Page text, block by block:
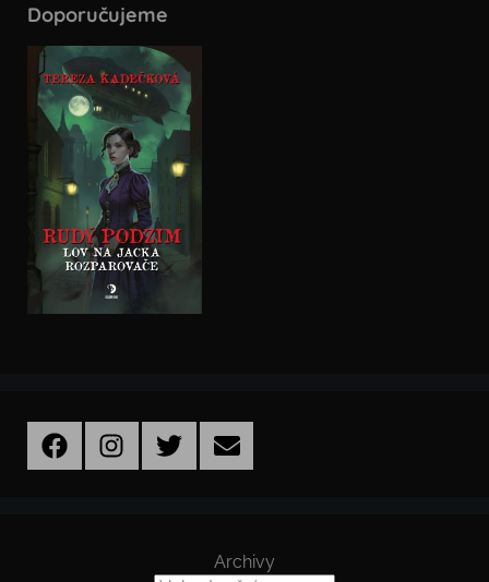
Doporučujeme
FacebookInstagramTwitter Email
Archivy